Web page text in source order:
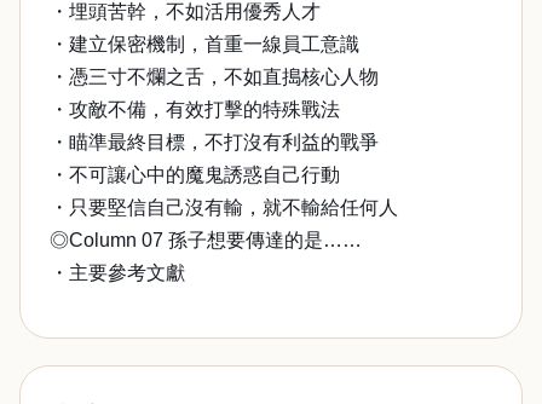
・埋頭苦幹，不如活用優秀人才
・建立保密機制，首重一線員工意識
・憑三寸不爛之舌，不如直搗核心人物
・攻敵不備，有效打擊的特殊戰法
・瞄準最終目標，不打沒有利益的戰爭
・不可讓心中的魔鬼誘惑自己行動
・只要堅信自己沒有輸，就不輸給任何人
◎Column 07 孫子想要傳達的是……
・主要參考文獻